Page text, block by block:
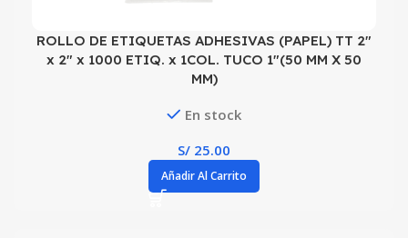
ROLLO DE ETIQUETAS ADHESIVAS (PAPEL) TT 2″
x 2″ x 1000 ETIQ. x 1COL. TUCO 1″(50 MM X 50
MM)
En stock
S/ 25.00
Añadir Al Carrito